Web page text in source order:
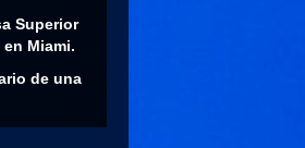
Superior
Miami.
de una